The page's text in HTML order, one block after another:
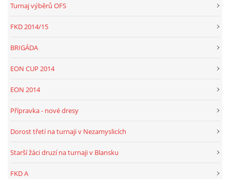
Turnaj výběrů OFS
FKD 2014/15
BRIGÁDA
EON CUP 2014
EON 2014
Přípravka - nové dresy
Dorost třetí na turnaji v Nezamyslicích
Starší žáci druzí na turnaji v Blansku
FKD A